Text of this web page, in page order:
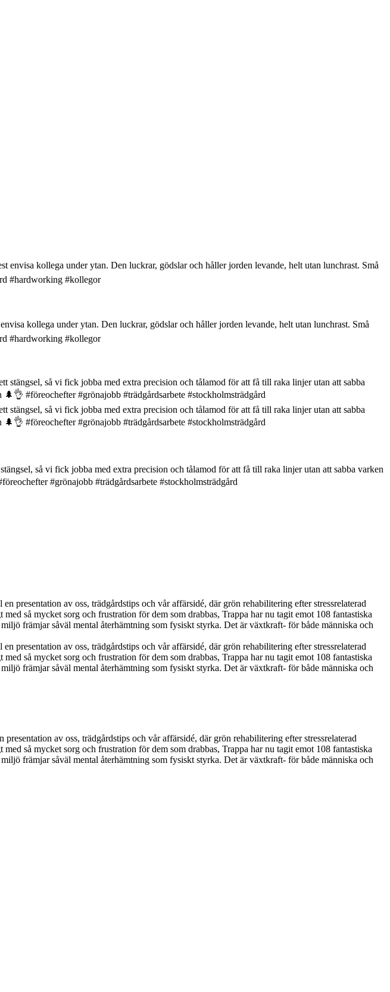
kollega under ytan. Den luckrar, gödslar och håller jorden levande, helt utan lunchrast. Små
#hardworking #kollegor
så vi fick jobba med extra precision och tålamod för att få till raka linjer utan att sabba varken
#grönajobb #trädgårdsarbete #stockholmsträdgård
av oss, trädgårdstips och vår affärsidé, där grön rehabilitering efter stressrelaterad
så mycket sorg och frustration för dem som drabbas, Trappa har nu tagit emot 108 fantastiska
främjar såväl mental återhämtning som fysiskt styrka. Det är växtkraft- för både människa och